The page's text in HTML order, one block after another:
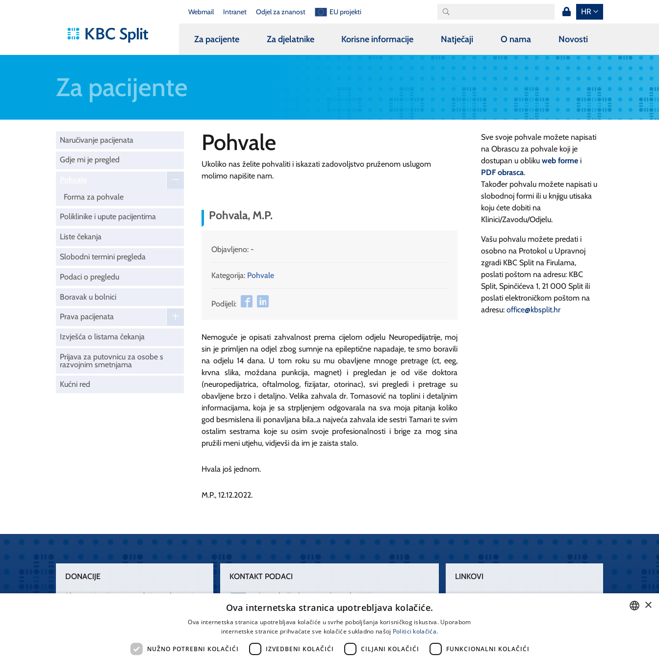
Webmail Intranet Odjel za znanost EU projekti HR
Za pacijente Za djelatnike Korisne informacije Natječaji O nama Novosti
Za pacijente
Naručivanje pacijenata
Gdje mi je pregled
Forma za pohvale
Poliklinike i upute pacijentima
Liste čekanja
Slobodni termini pregleda
Podaci o pregledu
Boravak u bolnici
Prava pacijenata
Izvješća o listama čekanja
Prijava za putovnicu za osobe s
razvojnim smetnjama
Kućni red
Pohvale
Ukoliko nas želite pohvaliti i iskazati zadovoljstvo pruženom uslugom
molimo napišite nam.
Pohvala, M.P.
Objavljeno: -
Kategorija: Pohvale
Podijeli:
Nemoguće je opisati zahvalnost prema cijelom odjelu Neuropedijatrije, moj
sin je primljen na odjel zbog sumnje na epileptične napadaje, te smo boravili
na odjelu 14 dana. U tom roku su mu obavljene mnoge pretrage (ct, eeg,
krvna slika, moždana punkcija, magnet) i pregledan je od više doktora
(neuropedijatrica, oftalmolog, fizijatar, otorinac), svi pregledi i pretrage su
obavljene brzo i detaljno. Velika zahvala dr. Tomasović na toplini i detaljnim
informacijama, koja je sa strpljenjem odgovarala na sva moja pitanja koliko
god besmislena ili ponavljana bila..a najveća zahvala ide sestri Tamari te svim
ostalim sestrama koje su osim svoje profesionalnosti i brige za mog sina
pružili meni utjehu, vidjevši da im je zaista stalo.
Hvala još jednom.
M.P., 12.12.2022.
Sve svoje pohvale možete napisati
na Obrascu za pohvale koji je
dostupan u obliku web forme i
PDF obrasca.
Također pohvalu možete napisati u
slobodnoj formi ili u knjigu utisaka
koju ćete dobiti na
Klinici/Zavodu/Odjelu.
Vašu pohvalu možete predati i
osobno na Protokol u Upravnoj
zgradi KBC Split na Firulama,
poslati poštom na adresu: KBC
Split, Spinčićeva 1, 21 000 Split ili
poslati elektroničkom poštom na
adresu: office@kbsplit.hr
DONACIJE
Plemenitim činom nesebičnog darivanja
„Zarazimo“ se dobrotom, donirajmo od
KONTAKT PODACI
Centrala Firule
021 556 111
Centrala Križine
021 557 111
Spinčićeva 1,
21000 Split
Hrvatska
office@kbsplit.hr
LINKOVI
×
Ova internetska stranica upotrebljava kolačiće.
Ova internetska stranica upotrebljava kolačiće u svrhe poboljšanja korisničkog iskustva. Uporabom
internetske stranice prihvaćate sve kolačiće sukladno našoj Politici kolačića.
NUŽNO POTREBNI KOLAČIĆI IZVEDBENI KOLAČIĆI CILJANI KOLAČIĆI FUNKCIONALNI KOLAČIĆI